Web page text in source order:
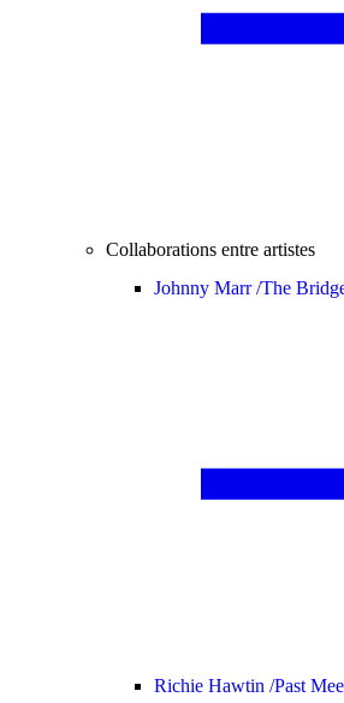
Collaborations entre artistes
Johnny Marr /The
Richie Hawtin /Past